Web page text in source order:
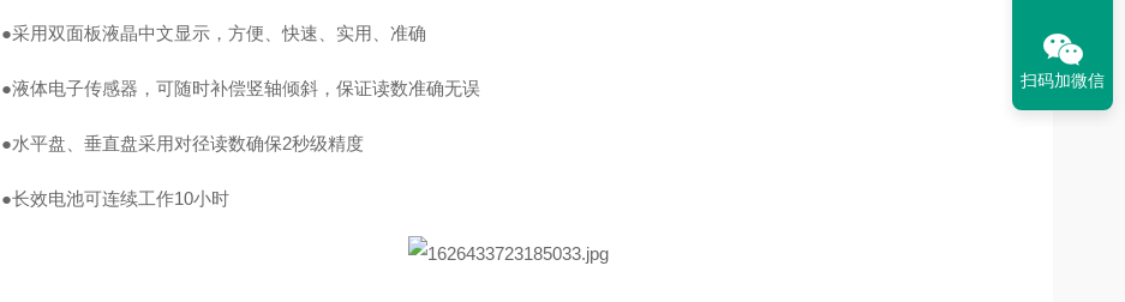
●采用双面板液晶中文显示，方便、快速、实用、准确
●液体电子传感器，可随时补偿竖轴倾斜，保证读数准确无误
●水平盘、垂直盘采用对径读数确保2秒级精度
●长效电池可连续工作10小时
扫码加微信